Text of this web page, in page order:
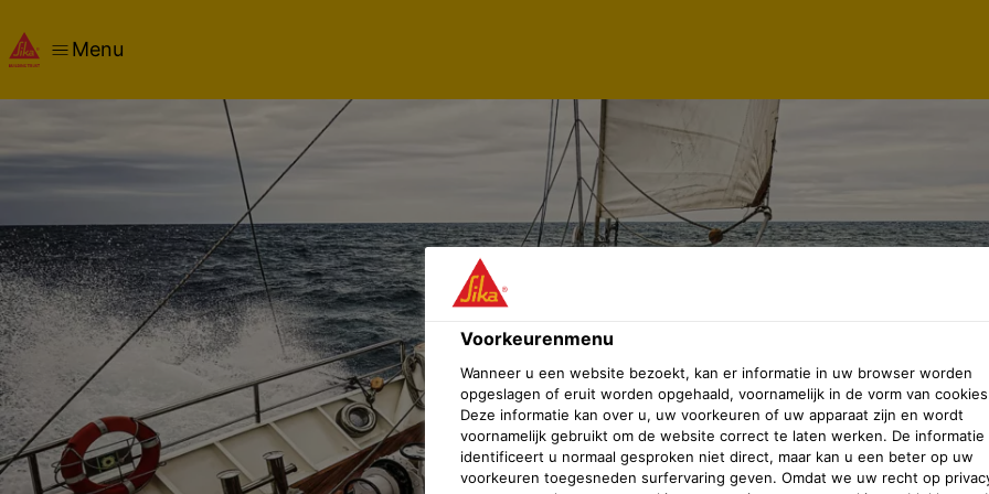
Menu
Voorkeurenmenu
Wanneer u een website bezoekt, kan er informatie in uw browser worden
opgeslagen of eruit worden opgehaald, voornamelijk in de vorm van
Deze informatie kan over u, uw voorkeuren of uw apparaat zijn en wordt
voornamelijk gebruikt om de website correct te laten werken. De informatie
identificeert u normaal gesproken niet direct, maar kan u een beter op uw
voorkeuren toegesneden surfervaring geven. Omdat we uw recht op